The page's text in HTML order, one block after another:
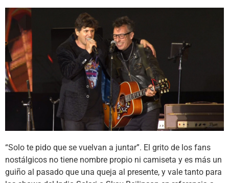
“Solo te pido que se vuelvan a juntar”. El grito de los fans
nostálgicos no tiene nombre propio ni camiseta y es más un
guiño al pasado que una queja al presente, y vale tanto para